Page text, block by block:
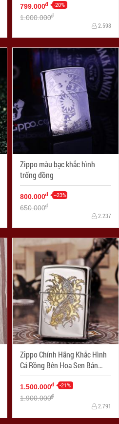
799.000đ -20%
1.000.000đ
2.598
Zippo màu bạc khắc hình
trống đồng
800.000đ --23%
650.000đ
2.237
Zippo Chính Hãng Khắc Hình
Cá Rồng Bên Hoa Sen Bản
Choerm
1.500.000đ -21%
1.900.000đ
2.791